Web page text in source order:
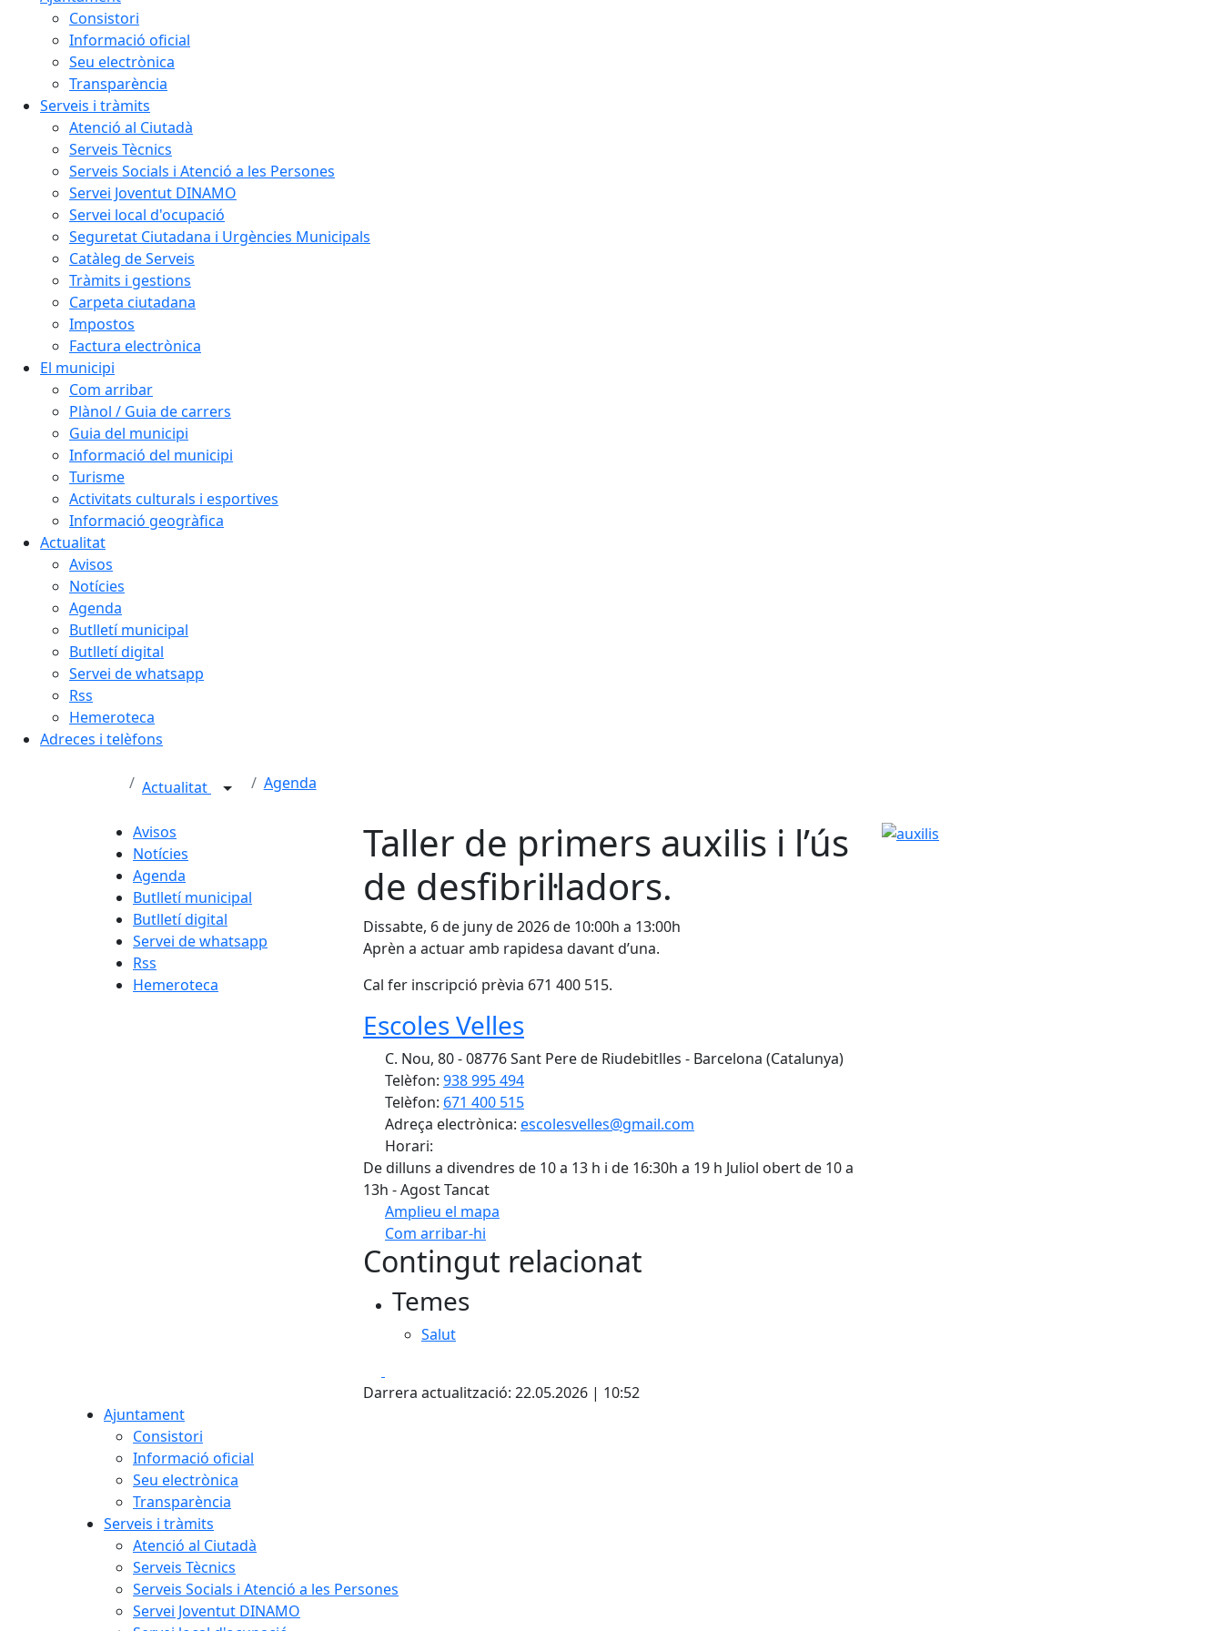
Consistori
Informació oficial
Seu electrònica
Transparència
Serveis i tràmits
Atenció al Ciutadà
Serveis Tècnics
Serveis Socials i Atenció a les Persones
Servei Joventut DINAMO
Servei local d'ocupació
Seguretat Ciutadana i Urgències Municipals
Catàleg de Serveis
Tràmits i gestions
Carpeta ciutadana
Impostos
Factura electrònica
El municipi
Com arribar
Plànol / Guia de carrers
Guia del municipi
Informació del municipi
Turisme
Activitats culturals i esportives
Informació geogràfica
Actualitat
Avisos
Notícies
Agenda
Butlletí municipal
Butlletí digital
Servei de whatsapp
Rss
Hemeroteca
Adreces i telèfons
Actualitat Agenda
Avisos
Notícies
Agenda
Butlletí municipal
Butlletí digital
Servei de whatsapp
Rss
Hemeroteca
Taller de primers auxilis i l’ús
de desfibril·ladors.
Dissabte, 6 de juny de 2026 de 10:00h a 13:00h
Aprèn a actuar amb rapidesa davant d’una.
Cal fer inscripció prèvia 671 400 515.
Escoles Velles
C. Nou, 80 - 08776 Sant Pere de Riudebitlles - Barcelona (Catalunya)
Telèfon: 938 995 494
Telèfon: 671 400 515
Adreça electrònica: escolesvelles@gmail.com
Horari:
De dilluns a divendres de 10 a 13 h i de 16:30h a 19 h Juliol obert de 10 a
13h - Agost Tancat
Amplieu el mapa
Com arribar-hi
+
−
Contingut relacionat
Temes
Salut
Darrera actualització: 22.05.2026 | 10:52
auxilis
Ajuntament
Consistori
Informació oficial
Seu electrònica
Transparència
Serveis i tràmits
Atenció al Ciutadà
Serveis Tècnics
Serveis Socials i Atenció a les Persones
Servei Joventut DINAMO